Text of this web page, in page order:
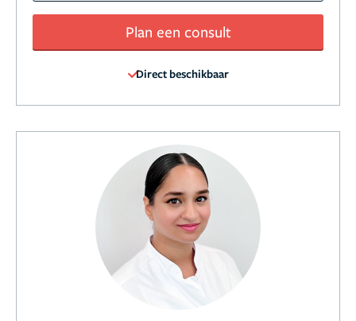
Plan een consult
Direct beschikbaar